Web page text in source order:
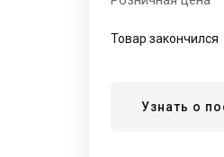
Товар закончился
Узнать о